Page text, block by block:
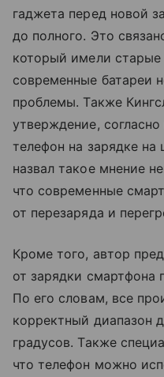
гаджета перед новой
до полного. Это
который имели
современные батареи
проблемы. Также
утверждение,
телефон на зарядке
назвал такое мнение
что современные
от перезаряда и
Кроме того, автор
от зарядки смартфона
По его словам, все
корректный диапазон
градусов. Также
что телефон можно